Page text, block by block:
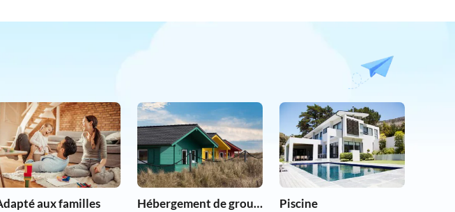
aux familles Hébergement de groupe Piscine